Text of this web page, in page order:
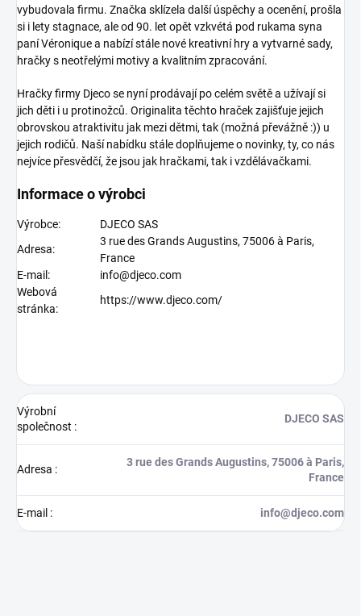
vybudovala firmu. Značka sklízela další úspěchy a ocenění, prošla
si i lety stagnace, ale od 90. let opět vzkvétá pod rukama syna
paní Véronique a nabízí stále nové kreativní hry a vytvarné sady,
hračky s neotřelými motivy a kvalitním zpracování.
Hračky firmy Djecose nyní prodávají po celém světě a užívají si
jich děti i u protinožců. Originalita těchto hraček zajišťuje jejich
obrovskou atraktivitu jak mezi dětmi, tak (možná převážně :)) u
jejich rodičů. Naší nabídku stále doplňujeme o novinky, ty, co nás
nejvíce přesvědčí, že jsou jak hračkami, tak i vzdělávačkami.
Informace o výrobci
Výrobce:
DJECO SAS
Adresa:
3 rue des Grands Augustins, 75006 à Paris,
France
E-mail:
info@djeco.com
Webová
stránka:
https://www.djeco.com/
Výrobní
společnost :
DJECO SAS
Adresa :
3 rue des Grands Augustins, 75006 à Paris,
France
E-mail : info@djeco.com